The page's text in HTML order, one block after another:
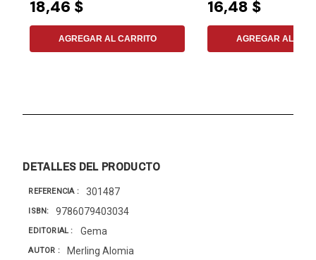
18,46 $
AGREGAR AL CARRITO
16,48 $
AGREGAR AL
DETALLES DEL PRODUCTO
REFERENCIA 301487
ISBN 9786079403034
EDITORIAL Gema
AUTOR Merling Alomia